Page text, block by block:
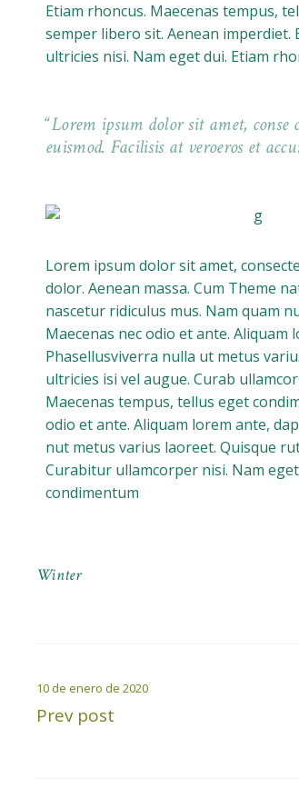
Etiam rhoncus. Maecenas tempus,
semper libero sit. Aenean
ultricies nisi. Nam eget dui. Etiam
Lorem ipsum dolor sit amet,
euismod. Facilisis at veroeros et
Lorem ipsum dolor sit amet,
dolor. Aenean massa. Cum Theme
nascetur ridiculus mus. Nam quam
Maecenas nec odio et ante.
Phasellusviverra nulla ut metus
ultricies isi vel augue. Curab
Maecenas tempus, tellus eget
odio et ante. Aliquam lorem ante,
nut metus varius laoreet. Quisque
Curabitur ullamcorper nisi. Nam
condimentum
Winter
10 de enero de 2020
Prev post